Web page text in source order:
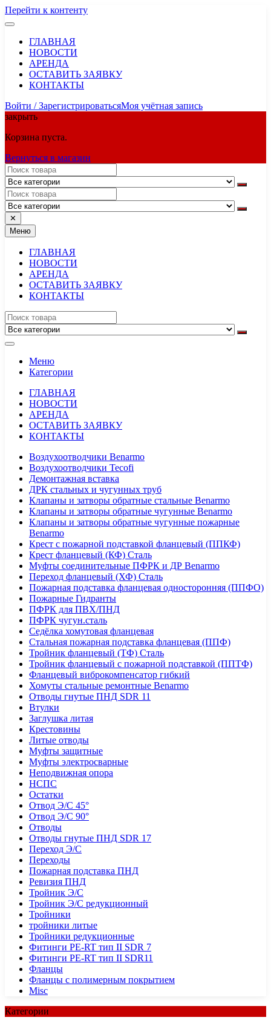
Перейти к контенту
ГЛАВНАЯ
НОВОСТИ
АРЕНДА
ОСТАВИТЬ ЗАЯВКУ
КОНТАКТЫ
Войти / ЗарегистрироватьсяМоя учётная запись
закрыть
Корзина пуста.
Вернуться в магазин
✕
Меню
ГЛАВНАЯ
НОВОСТИ
АРЕНДА
ОСТАВИТЬ ЗАЯВКУ
КОНТАКТЫ
Меню
Категории
ГЛАВНАЯ
НОВОСТИ
АРЕНДА
ОСТАВИТЬ ЗАЯВКУ
КОНТАКТЫ
Воздухоотводчики Benarmo
Воздухоотводчики Tecofi
Демонтажная вставка
ДРК стальных и чугунных труб
Клапаны и затворы обратные стальные Benarmo
Клапаны и затворы обратные чугунные Benarmo
Клапаны и затворы обратные чугунные пожарные
Benarmo
Крест с пожарной подставкой фланцевый (ППКФ)
Крест фланцевый (КФ) Сталь
Муфты соединительные ПФРК и ДР Benarmo
Переход фланцевый (ХФ) Сталь
Пожарная подставка фланцевая односторонняя (ППФО)
Пожарные Гидранты
ПФРК для ПВХ/ПНД
ПФРК чугун.сталь
Седёлка хомутовая фланцевая
Стальная пожарная подставка фланцевая (ППФ)
Тройник фланцевый (ТФ) Сталь
Тройник фланцевый с пожарной подставкой (ППТФ)
Фланцевый виброкомпенсатор гибкий
Хомуты стальные ремонтные Benarmo
Отводы гнутые ПНД SDR 11
Втулки
Заглушка литая
Крестовины
Литые отводы
Муфты защитные
Муфты электросварные
Неподвижная опора
НСПС
Остатки
Отвод Э/С 45°
Отвод Э/С 90°
Отводы
Отводы гнутые ПНД SDR 17
Переход Э/С
Переходы
Пожарная подставка ПНД
Ревизия ПНД
Тройник Э/С
Тройник Э/С редукционный
Тройники
тройники литые
Тройники редукционные
Фитинги PE-RT тип II SDR 7
Фитинги PE-RT тип II SDR11
Фланцы
Фланцы с полимерным покрытием
Misc
Категории